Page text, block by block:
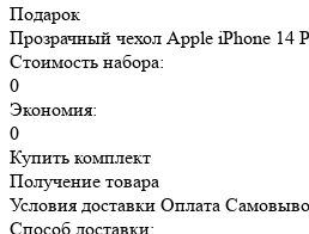
Подарок
Прозрачный чехол Apple iPhone 14
Стоимость набора:
0
Экономия:
0
Купить комплект
Получение товара
Условия доставки Оплата
Способ доставки: